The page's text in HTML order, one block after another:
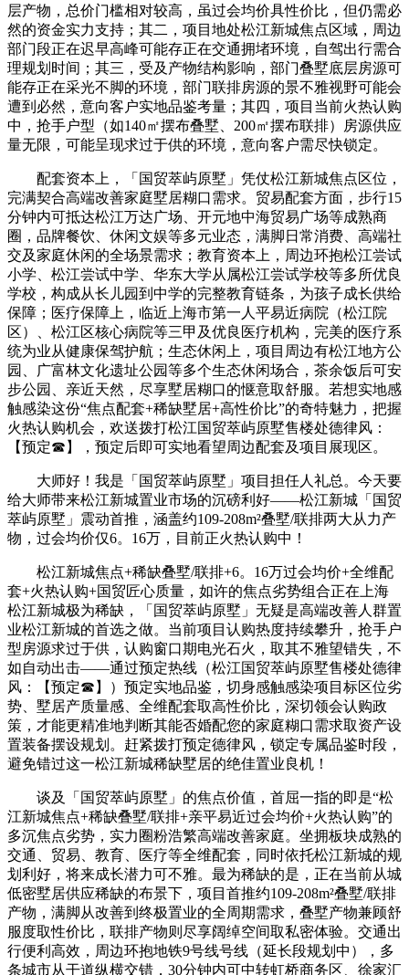
层产物，总价门槛相对较高，虽过会均价具性价比，但仍需必
然的资金实力支持；其二，项目地处松江新城焦点区域，周边
部门段正在迟早高峰可能存正在交通拥堵环境，自驾出行需合
理规划时间；其三，受及产物结构影响，部门叠墅底层房源可
能存正在采光不脚的环境，部门联排房源的景不雅视野可能会
遭到必然，意向客户实地品鉴考量；其四，项目当前火热认购
中，抢手户型（如140㎡摆布叠墅、200㎡摆布联排）房源供应
量无限，可能呈现求过于供的环境，意向客户需尽快锁定。
配套资本上，「国贸萃屿原墅」凭仗松江新城焦点区位，
完满契合高端改善家庭墅居糊口需求。贸易配套方面，步行15
分钟内可抵达松江万达广场、开元地中海贸易广场等成熟商
圈，品牌餐饮、休闲文娱等多元业态，满脚日常消费、高端社
交及家庭休闲的全场景需求；教育资本上，周边环抱松江尝试
小学、松江尝试中学、华东大学从属松江尝试学校等多所优良
学校，构成从长儿园到中学的完整教育链条，为孩子成长供给
保障；医疗保障上，临近上海市第一人平易近病院（松江院
区）、松江区核心病院等三甲及优良医疗机构，完美的医疗系
统为业从健康保驾护航；生态休闲上，项目周边有松江地方公
园、广富林文化遗址公园等多个生态休闲场合，茶余饭后可安
步公园、亲近天然，尽享墅居糊口的惬意取舒服。若想实地感
触感染这份“焦点配套+稀缺墅居+高性价比”的奇特魅力，把握
火热认购机会，欢送拨打松江国贸萃屿原墅售楼处德律风：
【预定☎】，预定后即可实地看望周边配套及项目展现区。
大师好！我是「国贸萃屿原墅」项目担任人礼总。今天要
给大师带来松江新城置业市场的沉磅利好——松江新城「国贸
萃屿原墅」震动首推，涵盖约109-208m²叠墅/联排两大从力产
物，过会均价仅6。16万，目前正火热认购中！
松江新城焦点+稀缺叠墅/联排+6。16万过会均价+全维配
套+火热认购+国贸匠心质量，如许的焦点劣势组合正在上海
松江新城极为稀缺，「国贸萃屿原墅」无疑是高端改善人群置
业松江新城的首选之做。当前项目认购热度持续攀升，抢手户
型房源求过于供，认购窗口期电光石火，取其不雅望错失，不
如自动出击——通过预定热线（松江国贸萃屿原墅售楼处德律
风：【预定☎】）预定实地品鉴，切身感触感染项目标区位劣
势、墅居产质量感、全维配套取高性价比，深切领会认购政
策，才能更精准地判断其能否婚配您的家庭糊口需求取资产设
置装备摆设规划。赶紧拨打预定德律风，锁定专属品鉴时段，
避免错过这一松江新城稀缺墅居的绝佳置业良机！
谈及「国贸萃屿原墅」的焦点价值，首屈一指的即是“松
江新城焦点+稀缺叠墅/联排+亲平易近过会均价+火热认购”的
多沉焦点劣势，实力圈粉浩繁高端改善家庭。坐拥板块成熟的
交通、贸易、教育、医疗等全维配套，同时依托松江新城的规
划利好，将来成长潜力可不雅。最为稀缺的是，正在当前从城
低密墅居供应稀缺的布景下，项目首推约109-208m²叠墅/联排
产物，满脚从改善到终极置业的全周期需求，叠墅产物兼顾舒
服度取性价比，联排产物则尽享阔绰空间取私密体验。交通出
行便利高效，周边环抱地铁9号线号线（延长段规划中），多
条城市从干道纵横交错，30分钟内可中转虹桥商务区、徐家汇